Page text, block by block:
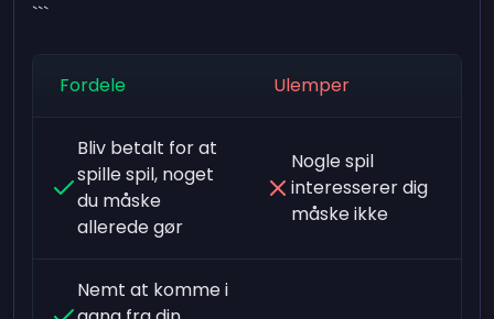
```
Fordele Ulemper
Bliv betalt for at
spille spil, noget
du måske
allerede gør
Nogle spil
interesserer dig
måske ikke
Nemt at komme i